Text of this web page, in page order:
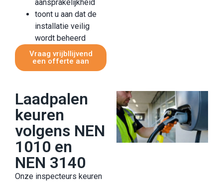
aansprakelijkheid
toont u aan dat de
installatie veilig
wordt beheerd
Vraag vrijbllijvend
een offerte aan
Laadpalen
keuren
volgens NEN
1010 en
NEN 3140
Onze inspecteurs keuren